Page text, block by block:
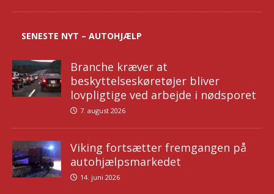
SENESTE NYT – AUTOHJÆLP
Branche kræver at
beskyttelseskøretøjer bliver
lovpligtige ved arbejde i nødsporet
7. august 2026
Viking fortsætter fremgangen på
autohjælpsmarkedet
14. juni 2026